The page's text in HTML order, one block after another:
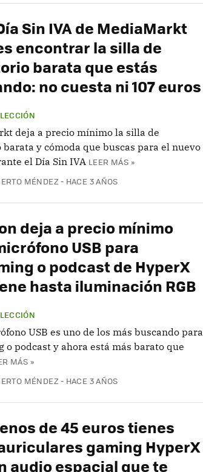
Sin IVA de MediaMarkt
encontrar la silla de
barata que estás
no cuesta ni 107 euros
deja a precio mínimo la silla de
y cómoda que buscas para el nuevo
el Día Sin IVA LEER MÁS »
MÉNDEZ HACE 3 AÑOS
deja a precio mínimo
USB para
o podcast de HyperX
hasta iluminación RGB
USB es uno de los más buscando para
o podcast y ahora está más barato que
MÁS »
MÉNDEZ HACE 3 AÑOS
de 45 euros tienes
gaming HyperX
audio espacial que te